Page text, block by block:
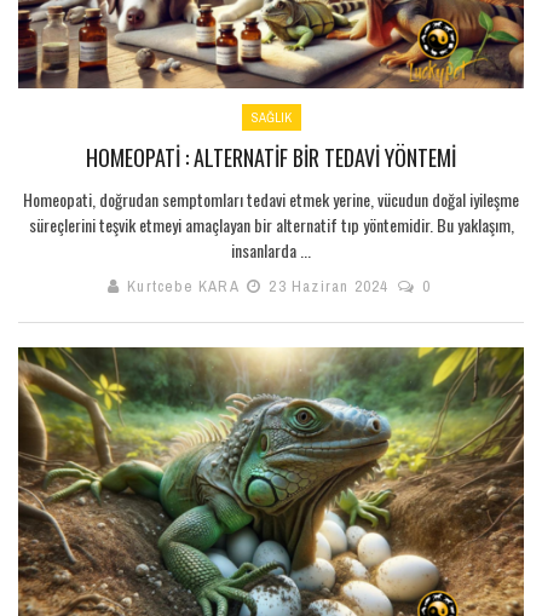
SAĞLIK
HOMEOPATİ : ALTERNATIF BIR TEDAVI YÖNTEMI
Homeopati, doğrudan semptomları tedavi etmek yerine, vücudun doğal iyileşme
süreçlerini teşvik etmeyi amaçlayan bir alternatif tıp yöntemidir. Bu yaklaşım,
insanlarda ...
Kurtcebe KARA 23 Haziran 2024 0